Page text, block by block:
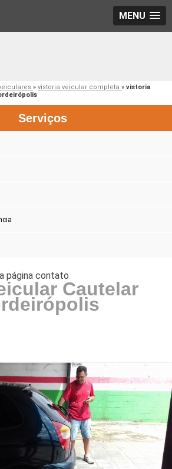
MENU
»vistoria veicular completa»vistoria
Serviços
Cautelar